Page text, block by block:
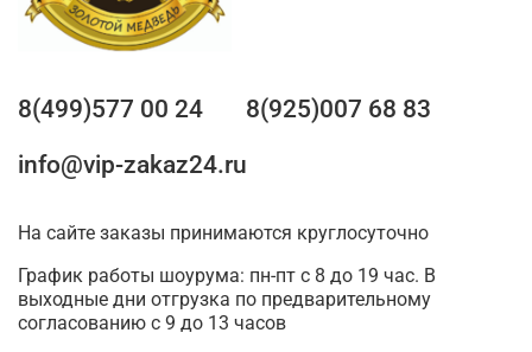
8(499)577 00 24
8(925)007 68 83
info@vip-zakaz24.ru
На сайте заказы принимаются круглосуточно
График работы шоурума: пн-пт с 8 до 19 час. В
выходные дни отгрузка по предварительному
согласованию с 9 до 13 часов